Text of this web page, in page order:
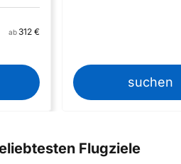
ab312 €
suchen
Flugziele